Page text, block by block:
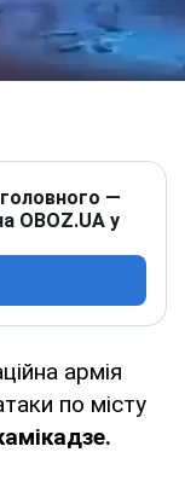
—
OBOZ.UA у
армія
по місту